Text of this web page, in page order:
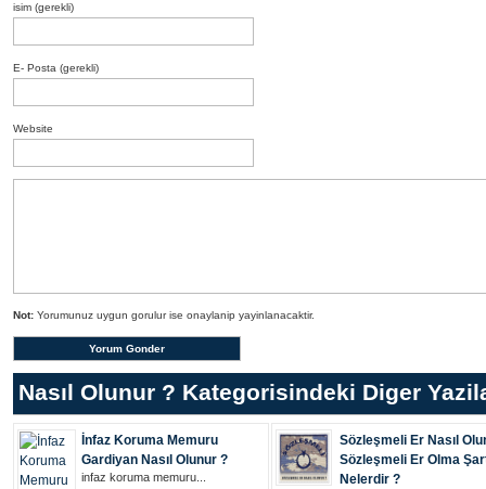
isim (gerekli)
E- Posta (gerekli)
Website
Not: Yorumunuz uygun gorulur ise onaylanip yayinlanacaktir.
Nasıl Olunur ? Kategorisindeki Diger
İnfaz Koruma Memuru
Gardiyan Nasıl Olunur ?
i̇nfaz koruma memuru...
Sözleşmeli Er Nasıl
Sözleşmeli Er Olma
Nelerdir ?